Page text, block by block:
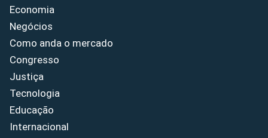
Economia
Negócios
Como anda o mercado
Congresso
Justiça
Tecnologia
Educação
Internacional